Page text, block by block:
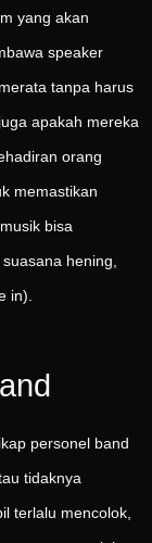
yang akan
speaker
tanpa harus
apakah mereka
orang
memastikan
bisa
hening,
in).
personel band
tidaknya
terlalu mencolok,